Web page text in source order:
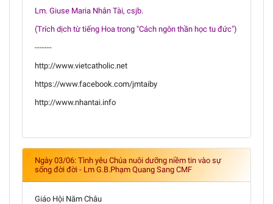
Lm. Giuse Maria Nhân Tài, csjb.
(Trích dịch từ tiếng Hoa trong "Cách ngôn thần học tu đức")
-------
http://www.vietcatholic.net
https://www.facebook.com/jmtaiby
http://www.nhantai.info
Ngày 03/06: Tình yêu Chúa nuôi dưỡng niềm tin vào sự
sống đời đời - Lm G.B.Phạm Quang Sang CMF
Giáo Hội Năm Châu